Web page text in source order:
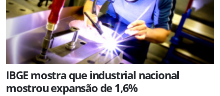
IBGE mostra que industrial nacional
mostrou expansão de 1,6%